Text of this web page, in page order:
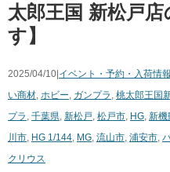
太郎王国 新松戸
す】
2025/04/10| イベント・予約・入荷情報
い商材, ホビー, ガンプラ , 桃太郎王国
プラ , 千葉県, 新松戸, 松戸市, HG, 新機
川市, HG 1/144, MG, 流山市, 浦安市,
クリウス